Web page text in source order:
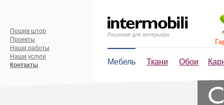
Решения для интерьера
Мебель Ткани Обои
Пошив штор
Проекты
Наши работы
Наши услуги
Контакты